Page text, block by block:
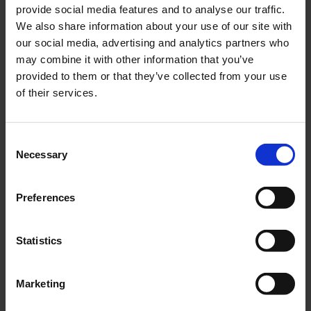
provide social media features and to analyse our traffic.
We also share information about your use of our site with
our social media, advertising and analytics partners who
may combine it with other information that you’ve
provided to them or that they’ve collected from your use
of their services.
Selection
Necessary
Preferences
Statistics
Marketing
cinema. Ricordiamo l’estetica metafisica della
Loggia Nera che con le sue tende rosse e il
pavimento bianco e nero ha influenzato
enormemente la cultura moderna.
David Lynch lascia difatti un’eredità indelebile
realtà cinematografica, colorata per sempre